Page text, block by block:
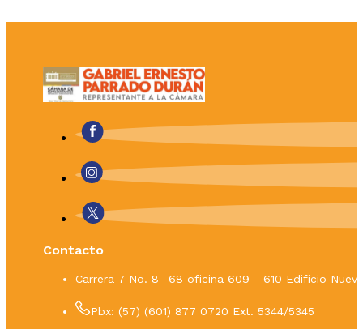
Contacto
Carrera 7 No. 8 -68 oficina 609 - 610 Edificio
Pbx: (57) (601) 877 0720 Ext. 5344/5345